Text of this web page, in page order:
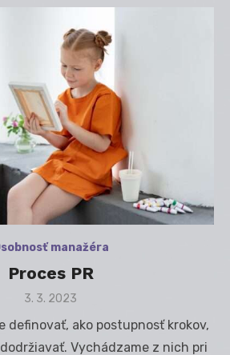
manažéra
Proces PR
Posted
3. 3. 2023
definovať, ako postupnosť krokov,
Vychádzame z nich pri